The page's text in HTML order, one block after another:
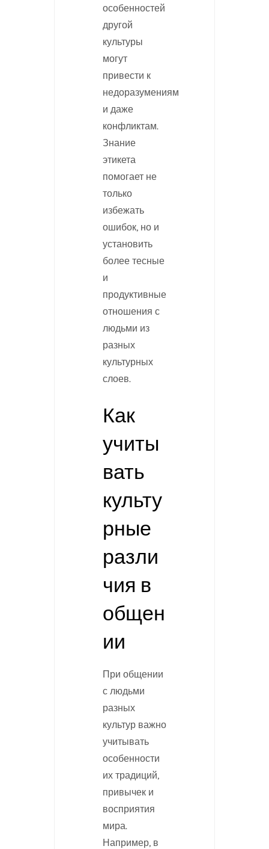
особенностей
другой
культуры
могут
привести к
недоразумениям
и даже
конфликтам.
Знание
этикета
помогает не
только
избежать
ошибок, но и
установить
более тесные
и
продуктивные
отношения с
людьми из
разных
культурных
слоев.
Как
учиты
вать
культу
рные
разли
чия в
общен
ии
При общении
с людьми
разных
культур важно
учитывать
особенности
их традиций,
привычек и
восприятия
мира.
Например, в